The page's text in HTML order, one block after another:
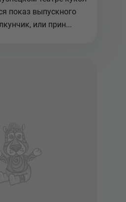
показ выпускного
или прин...